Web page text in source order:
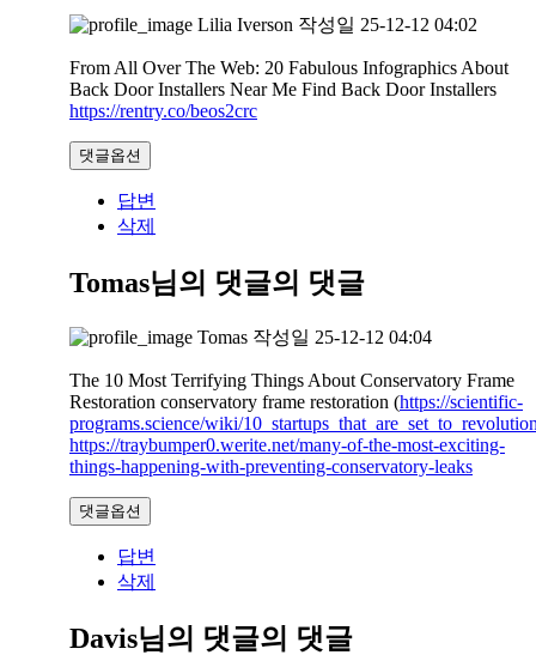
Lilia Iverson 작성일 25-12-12 04:02
From All Over The Web: 20 Fabulous Infographics About
Back Door Installers Near Me Find Back Door Installers
https://rentry.co/beos2crc
댓글옵션
답변
삭제
Tomas님의 댓글의 댓글
Tomas 작성일 25-12-12 04:04
The 10 Most Terrifying Things About Conservatory Frame
Restoration conservatory frame restoration (https://scientific-
programs.science/wiki/
https://traybumper0.werite.net/many-of-the-most-exciting-
things-happening-with-preventing-conservatory-leaks
댓글옵션
답변
삭제
Davis님의 댓글의 댓글